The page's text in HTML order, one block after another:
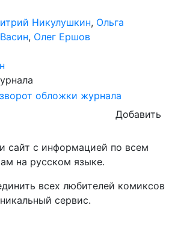
Никулушкин, Ольга
, Олег Ершов
Добавить
сайт с информацией по всем
на русском языке.
всех любителей комиксов
сервис.